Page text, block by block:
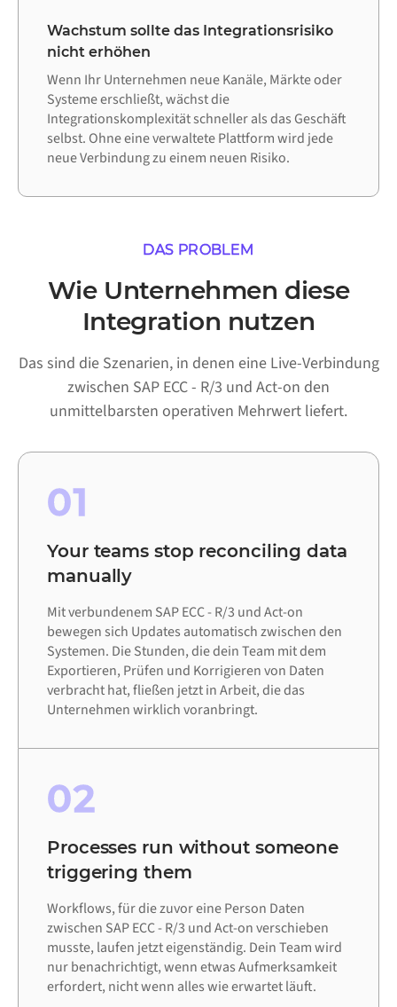
Wachstum sollte das Integrationsrisiko
nicht erhöhen
Wenn Ihr Unternehmen neue Kanäle, Märkte oder
Systeme erschließt, wächst die
Integrationskomplexität schneller als das Geschäft
selbst. Ohne eine verwaltete Plattform wird jede
neue Verbindung zu einem neuen Risiko.
DAS PROBLEM
Wie Unternehmen diese
Integration nutzen
Das sind die Szenarien, in denen eine Live-Verbindung
zwischen SAP ECC - R/3 und Act-on den
unmittelbarsten operativen Mehrwert liefert.
01
Your teams stop reconciling data
manually
Mit verbundenem SAP ECC - R/3 und Act-on
bewegen sich Updates automatisch zwischen den
Systemen. Die Stunden, die dein Team mit dem
Exportieren, Prüfen und Korrigieren von Daten
verbracht hat, fließen jetzt in Arbeit, die das
Unternehmen wirklich voranbringt.
02
Processes run without someone
triggering them
Workflows, für die zuvor eine Person Daten
zwischen SAP ECC - R/3 und Act-on verschieben
musste, laufen jetzt eigenständig. Dein Team wird
nur benachrichtigt, wenn etwas Aufmerksamkeit
erfordert, nicht wenn alles wie erwartet läuft.